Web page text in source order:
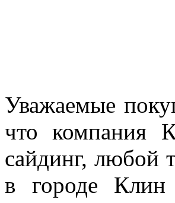
Уважаемые
что компания
сайдинг, любой
в городе